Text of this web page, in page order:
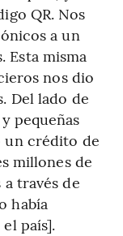
QR. Nos
a un
Esta misma
nos dio
Del lado de
pequeñas
un crédito de
millones de
través de
había
país].